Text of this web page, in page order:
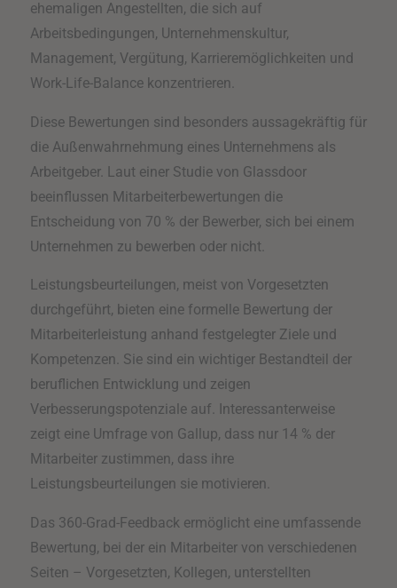
ehemaligen Angestellten, die sich auf
Arbeitsbedingungen, Unternehmenskultur,
Management, Vergütung, Karrieremöglichkeiten und
Work-Life-Balance konzentrieren.
Diese Bewertungen sind besonders aussagekräftig für
die Außenwahrnehmung eines Unternehmens als
Arbeitgeber. Laut einer Studie von Glassdoor
beeinflussen Mitarbeiterbewertungen die
Entscheidung von 70 % der Bewerber, sich bei einem
Unternehmen zu bewerben oder nicht.
Leistungsbeurteilungen, meist von Vorgesetzten
durchgeführt, bieten eine formelle Bewertung der
Mitarbeiterleistung anhand festgelegter Ziele und
Kompetenzen. Sie sind ein wichtiger Bestandteil der
beruflichen Entwicklung und zeigen
Verbesserungspotenziale auf. Interessanterweise
zeigt eine Umfrage von Gallup, dass nur 14 % der
Mitarbeiter zustimmen, dass ihre
Leistungsbeurteilungen sie motivieren.
Das 360-Grad-Feedback ermöglicht eine umfassende
Bewertung, bei der ein Mitarbeiter von verschiedenen
Seiten – Vorgesetzten, Kollegen, unterstellten